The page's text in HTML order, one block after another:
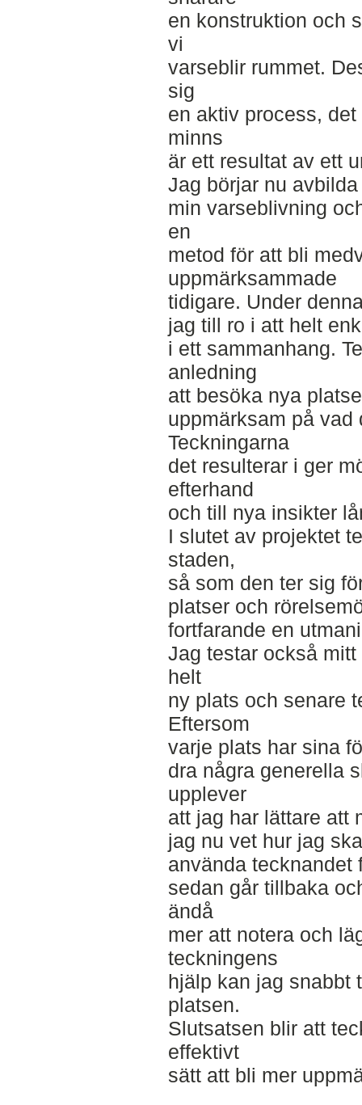
en konstruktion och
vi
varseblir rummet.
sig
en aktiv process,
minns
är ett resultat av ett
Jag börjar nu
min varseblivning
en
metod för att bli
uppmärksammade
tidigare. Under
jag till ro i att helt
i ett sammanhang.
anledning
att besöka nya
uppmärksam på vad
Teckningarna
det resulterar i ger
efterhand
och till nya insikter
I slutet av projektet
staden,
så som den ter sig
platser och
fortfarande en
Jag testar också
helt
ny plats och senare
Eftersom
varje plats har sina
dra några generella
upplever
att jag har lättare att
jag nu vet hur jag
använda tecknandet
sedan går tillbaka
ändå
mer att notera och
teckningens
hjälp kan jag snabbt
platsen.
Slutsatsen blir att
effektivt
sätt att bli mer